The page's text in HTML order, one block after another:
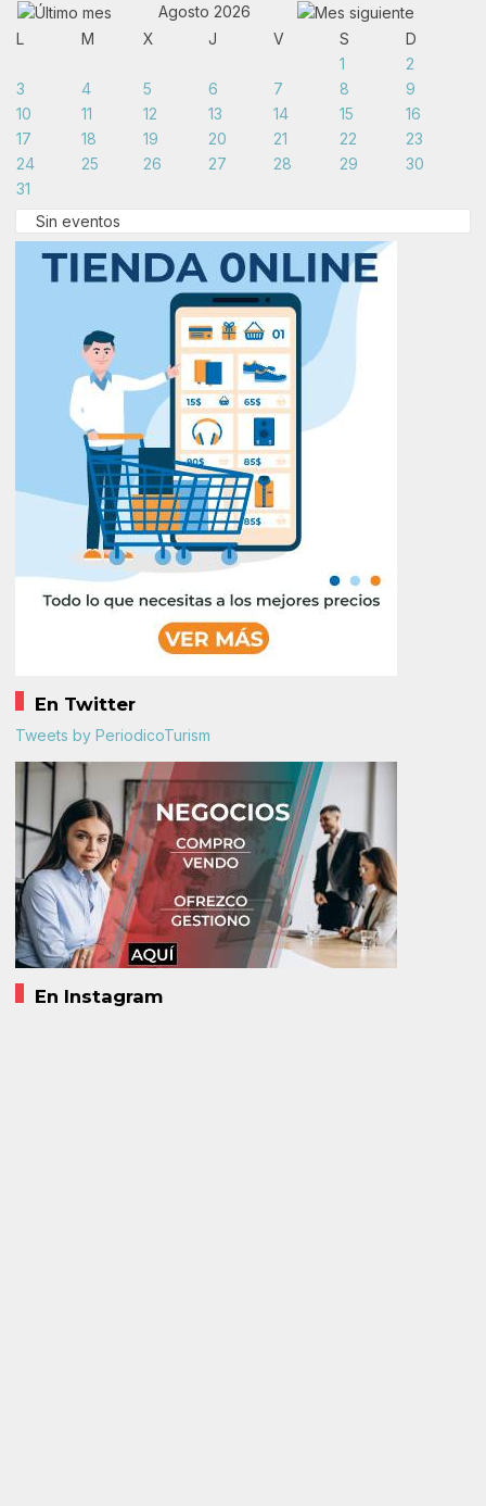
Agosto 2026
L
M X J V S
D
1
2
3
4 5 6 7 8
9
10
11 12 13 14 15
16
17
18 19 20 21 22
23
24
25 26 27 28 29
30
31
Sin eventos
En Twitter
Tweets by PeriodicoTurism
En Instagram